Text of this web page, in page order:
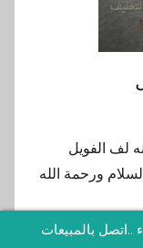
لف الفويل
ورحمة الله
mansy.net/aluminum-foil-rewinding-machine/